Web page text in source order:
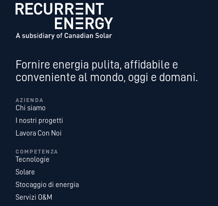
Fornire energia pulita, affidabile e
conveniente al mondo, oggi e domani.
AZIENDA
Chi siamo
I nostri progetti
Lavora Con Noi
COMPETENZA
Tecnologie
Solare
Stocaggio di energia
Servizi O&M